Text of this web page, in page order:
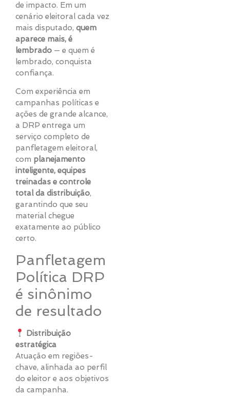
de impacto. Em um
cenário eleitoral cada vez
mais disputado, quem
aparece mais, é
lembrado — e quem é
lembrado, conquista
confiança.
Com experiência em
campanhas políticas e
ações de grande alcance,
a DRP entrega um
serviço completo de
panfletagem eleitoral,
com planejamento
inteligente, equipes
treinadas e controle
total da distribuição,
garantindo que seu
material chegue
exatamente ao público
certo.
Panfletagem
Política DRP
é sinônimo
de resultado
Distribuição
estratégica
Atuação em regiões-
chave, alinhada ao perfil
do eleitor e aos objetivos
da campanha.